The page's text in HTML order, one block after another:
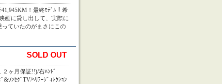
！最終ﾓﾃﾞﾙ！希
画に貸し出して、実際に
っていたのがまさにこの
SOLD OUT
２ヶ月保証!!)/右ﾊﾝﾄﾞ
&ﾜﾝｾｸﾞTV/ﾍﾘﾃｰｼﾞｺﾚｸｼｮﾝ